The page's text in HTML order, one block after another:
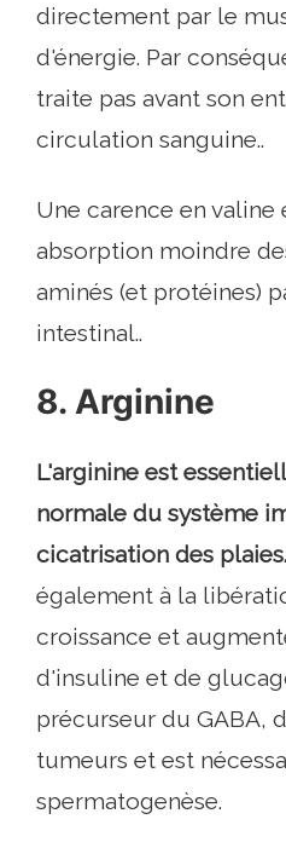
directement par le
d'énergie. Par
traite pas avant son
circulation sanguine..
Une carence en valine
absorption moindre
aminés (et protéines)
intestinal..
8. Arginine
L'arginine est
normale du système
cicatrisation des plaies.
également à la
croissance et
d'insuline et de
précurseur du GABA,
tumeurs et est
spermatogenèse.